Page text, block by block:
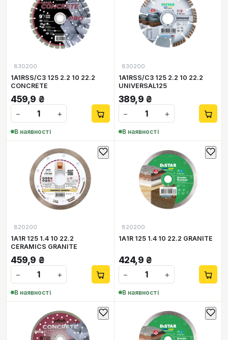
830200
1A1RSS/C3 125 2.2 10 22.2
CONCRETE
459,9 ₴
−
+
В наявності
830200
1A1RSS/C3 125 2.2 10 22.2
UNIVERSAL125
389,9 ₴
−
+
В наявності
820200
1А1R 125 1.4 10 22.2
CERAMICS GRANITE
459,9 ₴
−
+
В наявності
820200
1А1R 125 1.4 10 22.2 GRANITE
424,9 ₴
−
+
В наявності